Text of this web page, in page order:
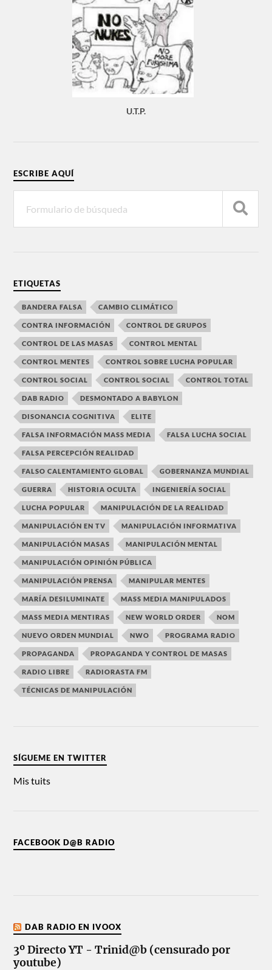
U.T.P.
ESCRIBE AQUÍ
ETIQUETAS
BANDERA FALSA CAMBIO CLIMÁTICO
CONTRA INFORMACIÓN CONTROL DE GRUPOS
CONTROL DE LAS MASAS CONTROL MENTAL
CONTROL MENTES CONTROL SOBRE LUCHA POPULAR
CONTROL SOCIAL CONTROL SOCIAL CONTROL TOTAL
DAB RADIO DESMONTADO A BABYLON
DISONANCIA COGNITIVA ELITE
FALSA INFORMACIÓN MASS MEDIA FALSA LUCHA SOCIAL
FALSA PERCEPCIÓN REALIDAD
FALSO CALENTAMIENTO GLOBAL GOBERNANZA MUNDIAL
GUERRA HISTORIA OCULTA INGENIERÍA SOCIAL
LUCHA POPULAR MANIPULACIÓN DE LA REALIDAD
MANIPULACIÓN EN TV MANIPULACIÓN INFORMATIVA
MANIPULACIÓN MASAS MANIPULACIÓN MENTAL
MANIPULACIÓN OPINIÓN PÚBLICA
MANIPULACIÓN PRENSA MANIPULAR MENTES
MARÍA DESILUMINATE MASS MEDIA MANIPULADOS
MASS MEDIA MENTIRAS NEW WORLD ORDER NOM
NUEVO ORDEN MUNDIAL NWO PROGRAMA RADIO
PROPAGANDA PROPAGANDA Y CONTROL DE MASAS
RADIO LIBRE RADIORASTA FM
TÉCNICAS DE MANIPULACIÓN
SÍGUEME EN TWITTER
Mis tuits
FACEBOOK D@B RADIO
DAB RADIO EN IVOOX
3º Directo YT - Trinid@b (censurado por
youtube)